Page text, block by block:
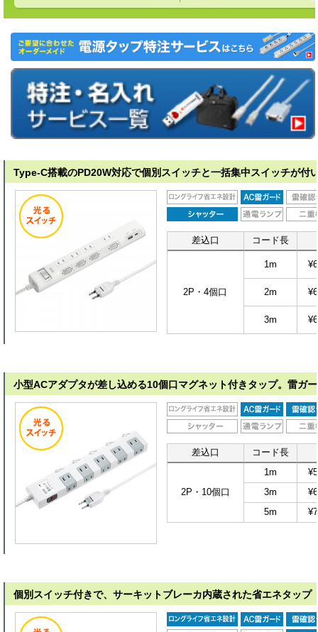
Type-C搭載のPD20W対応で個別スイッチと一括集中スイッチが付
差込口 コード長
2P・4個口
1m
2m
3m
小型ACアダプタが差し込める10個口マグネット付きタップ。雷ガ
差込口 コード長
2P・10個口
1m
3m
5m
個別スイッチ付きで、サーキットブレーカ内蔵された省エネタップ